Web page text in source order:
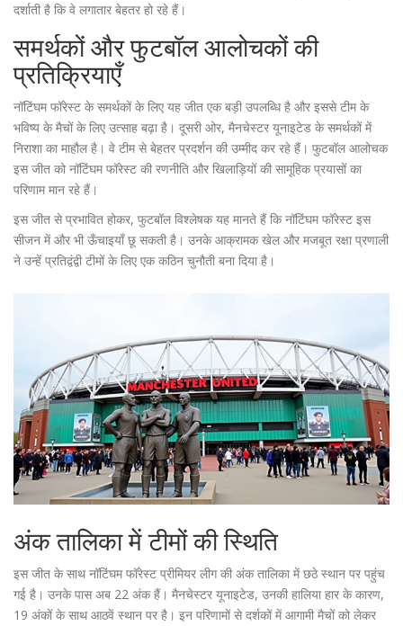
दर्शाती है कि वे लगातार बेहतर हो रहे हैं।
समर्थकों और फुटबॉल आलोचकों की
प्रतिक्रियाएँ
नॉटिंघम फॉरेस्ट के समर्थकों के लिए यह जीत एक बड़ी उपलब्धि है और इससे टीम के
भविष्य के मैचों के लिए उत्साह बढ़ा है। दूसरी ओर, मैनचेस्टर यूनाइटेड के समर्थकों में
निराशा का माहौल है। वे टीम से बेहतर प्रदर्शन की उम्मीद कर रहे हैं। फुटबॉल आलोचक
इस जीत को नॉटिंघम फॉरेस्ट की रणनीति और खिलाड़ियों की सामूहिक प्रयासों का
परिणाम मान रहे हैं।
इस जीत से प्रभावित होकर, फुटबॉल विश्लेषक यह मानते हैं कि नॉटिंघम फॉरेस्ट इस
सीजन में और भी ऊँचाइयाँ छू सकती है। उनके आक्रामक खेल और मजबूत रक्षा प्रणाली
ने उन्हें प्रतिद्वंद्वी टीमों के लिए एक कठिन चुनौती बना दिया है।
अंक तालिका में टीमों की स्थिति
इस जीत के साथ नॉटिंघम फॉरेस्ट प्रीमियर लीग की अंक तालिका में छठे स्थान पर पहुंच
गई है। उनके पास अब 22 अंक हैं। मैनचेस्टर यूनाइटेड, उनकी हालिया हार के कारण,
19 अंकों के साथ आठवें स्थान पर है। इन परिणामों से दर्शकों में आगामी मैचों को लेकर